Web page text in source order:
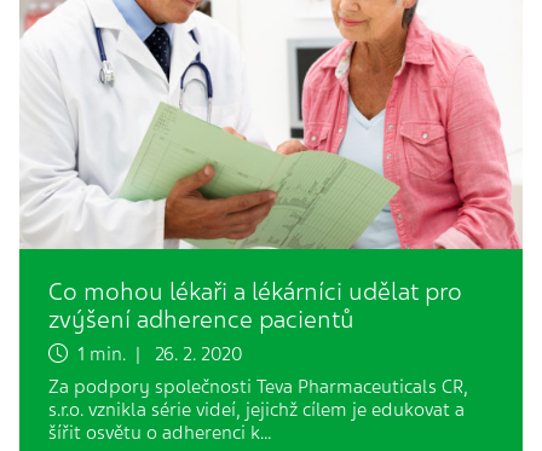
Co mohou lékaři a lékárníci udělat pro
zvýšení adherence pacientů
1 min. | 26. 2. 2020
Za podpory společnosti Teva Pharmaceuticals CR,
s.r.o. vznikla série videí, jejichž cílem je edukovat a
šířit osvětu o adherenci k…